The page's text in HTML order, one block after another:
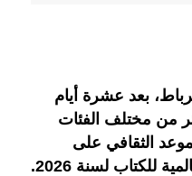
بالرباط، بعد عشرة أيام
التي استقطبت أزيد من 502 ألف زائر من مختلف الفئات
الثقافي على
لسنة 2026.